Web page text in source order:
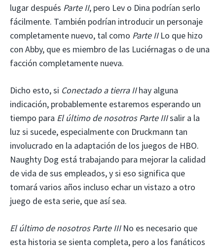
lugar después Parte II, pero Lev o Dina podrían serlo
fácilmente. También podrían introducir un personaje
completamente nuevo, tal como Parte II Lo que hizo
con Abby, que es miembro de las Luciérnagas o de una
facción completamente nueva.
Dicho esto, si Conectado a tierra IIhay alguna
indicación, probablemente estaremos esperando un
tiempo para El último de nosotros Parte IIIsalir a la
luz si sucede, especialmente con Druckmann tan
involucrado en la adaptación de los juegos de HBO.
Naughty Dog está trabajando para mejorar la calidad
de vida de sus empleados, y si eso significa que
tomará varios años incluso echar un vistazo a otro
juego de esta serie, que así sea.
El último de nosotros Parte III No es necesario que
esta historia se sienta completa, pero a los fanáticos